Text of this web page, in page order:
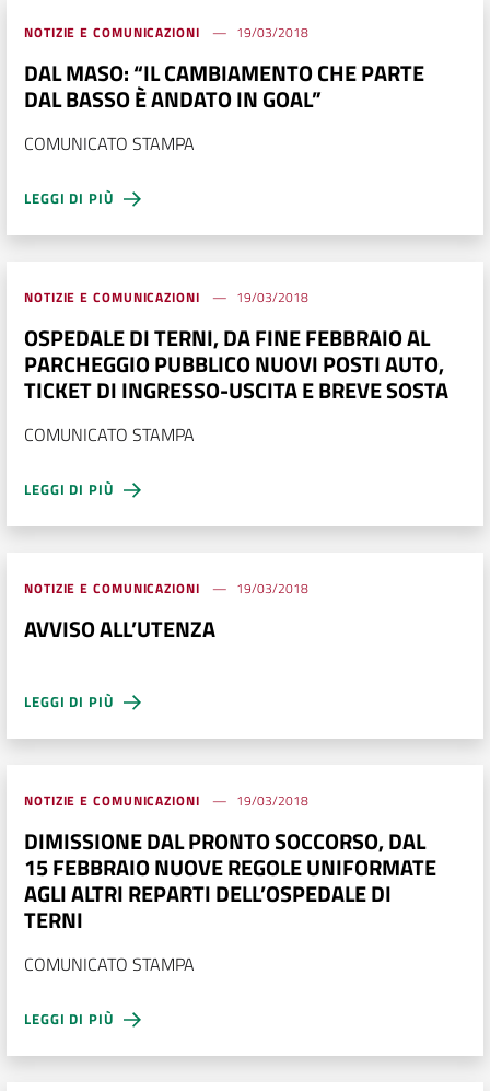
NOTIZIE E COMUNICAZIONI 19/03/2018
DAL MASO: “IL CAMBIAMENTO CHE PARTE
DAL BASSO È ANDATO IN GOAL”
COMUNICATO STAMPA
LEGGI DI PIÙ
NOTIZIE E COMUNICAZIONI 19/03/2018
OSPEDALE DI TERNI, DA FINE FEBBRAIO AL
PARCHEGGIO PUBBLICO NUOVI POSTI AUTO,
TICKET DI INGRESSO-USCITA E BREVE SOSTA
COMUNICATO STAMPA
LEGGI DI PIÙ
NOTIZIE E COMUNICAZIONI 19/03/2018
AVVISO ALL’UTENZA
LEGGI DI PIÙ
NOTIZIE E COMUNICAZIONI 19/03/2018
DIMISSIONE DAL PRONTO SOCCORSO, DAL
15 FEBBRAIO NUOVE REGOLE UNIFORMATE
AGLI ALTRI REPARTI DELL’OSPEDALE DI
TERNI
COMUNICATO STAMPA
LEGGI DI PIÙ